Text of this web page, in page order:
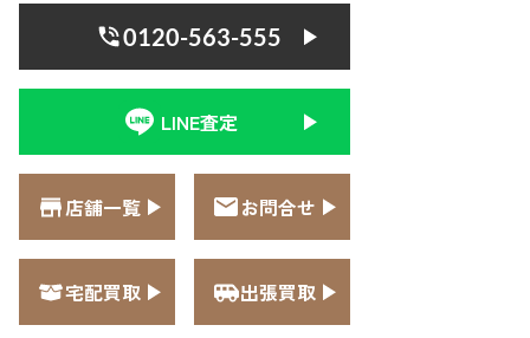
0120-563-555
LINE査定
店舗一覧 お問合せ
宅配買取 出張買取